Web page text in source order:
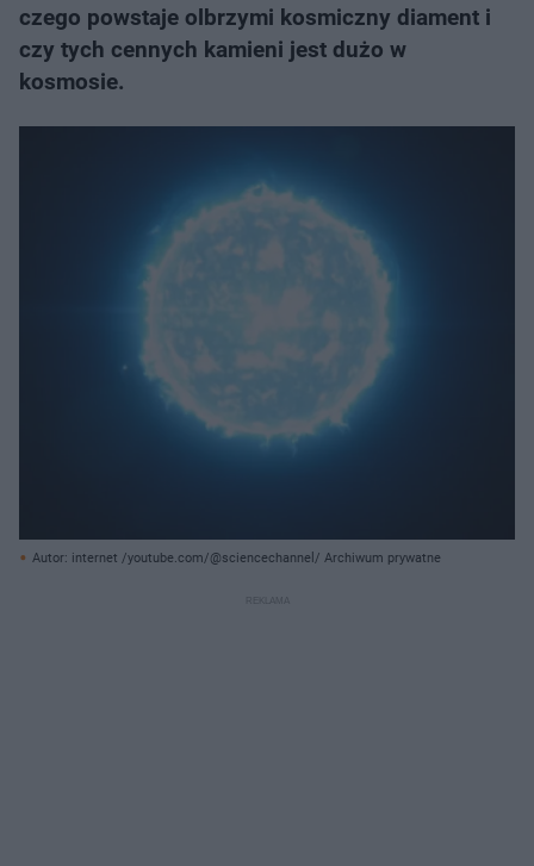
czego powstaje olbrzymi kosmiczny diament i
czy tych cennych kamieni jest dużo w
kosmosie.
Autor: internet /youtube.com/@sciencechannel/ Archiwum prywatne